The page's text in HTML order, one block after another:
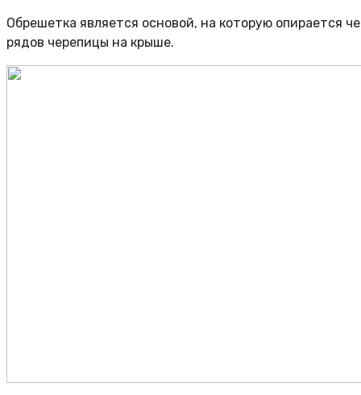
Обрешетка является основой, на которую опирается
рядов черепицы на крыше.